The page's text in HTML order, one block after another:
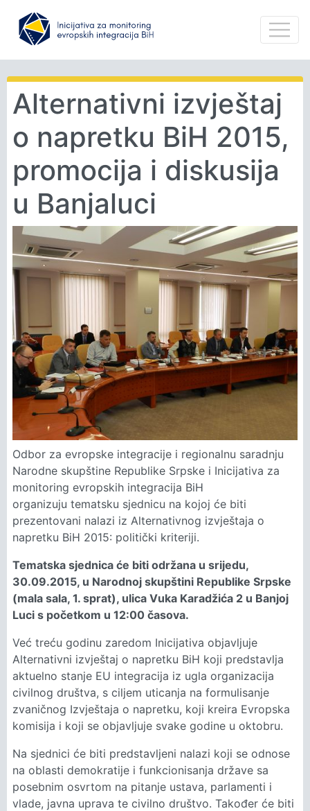
Alternativni izvještaj
o napretku BiH 2015,
promocija i diskusija
u Banjaluci
Odbor za evropske integracije i regionalnu saradnju
Narodne skupštine Republike Srpske i Inicijativa za
monitoring evropskih integracija BiH
organizuju tematsku sjednicu na kojoj će biti
prezentovani nalazi iz Alternativnog izvještaja o
napretku BiH 2015: politički kriteriji.
Tematska sjednica će biti održana u srijedu,
30.09.2015, u Narodnoj skupštini Republike Srpske
(mala sala, 1. sprat), ulica Vuka Karadžića 2 u Banjoj
Luci s početkom u 12:00 časova.
Već treću godinu zaredom Inicijativa objavljuje
Alternativni izvještaj o napretku BiH koji predstavlja
aktuelno stanje EU integracija iz ugla organizacija
civilnog društva, s ciljem uticanja na formulisanje
zvaničnog Izvještaja o napretku, koji kreira Evropska
komisija i koji se objavljuje svake godine u oktobru.
Na sjednici će biti predstavljeni nalazi koji se odnose
na oblasti demokratije i funkcionisanja države sa
posebnim osvrtom na pitanje ustava, parlamenti i
vlade, javna uprava te civilno društvo. Također će biti